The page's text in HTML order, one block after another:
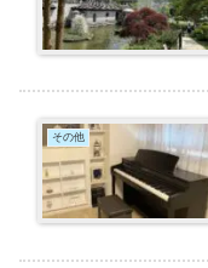
その他